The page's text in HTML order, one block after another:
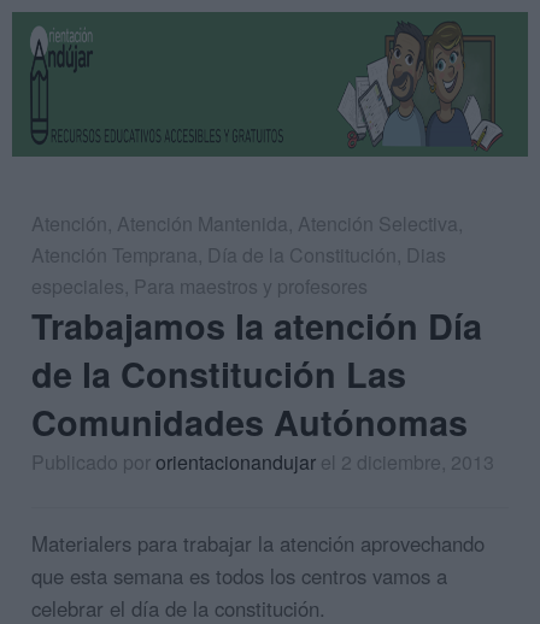
Atención, Atención Mantenida, Atención Selectiva,
Atención Temprana, Día de la Constitución, Dias
especiales, Para maestros y profesores
Trabajamos la atención Día
de la Constitución Las
Comunidades Autónomas
Publicado pororientacionandujar el 2 diciembre, 2013
Materialers para trabajar la atención aprovechando
que esta semana es todos los centros vamos a
celebrar el día de la constitución.